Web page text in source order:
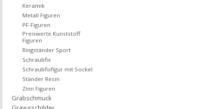
Keramik
Metall Figuren
PF-Figuren
Preiswerte Kunststoff
Figuren
Ringständer Sport
Schraubfix
Schraubfixfigur mit Sockel
Ständer Resin
Zinn Figuren
Grabschmuck